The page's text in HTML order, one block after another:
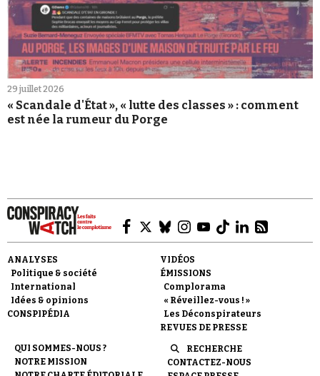
29 juillet 2026
« Scandale d'État », « lutte des classes » : comment
est née la rumeur du Porge
ANALYSES
Politique & société
International
Idées & opinions
CONSPIPÉDIA
VIDÉOS
ÉMISSIONS
Complorama
« Réveillez-vous ! »
Les Déconspirateurs
REVUES DE PRESSE
QUI SOMMES-NOUS ?
NOTRE MISSION
RECHERCHE
CONTACTEZ-NOUS